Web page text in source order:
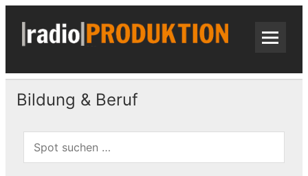
Skip
content
Bildung & Beruf